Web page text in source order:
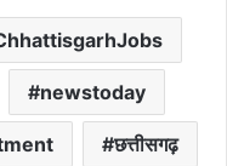
newstoday
छत्तीसगढ़